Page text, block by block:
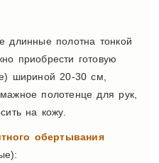
длинные полотна тонкой
приобрести готовую
шириной 20-30 см,
полотенце для рук,
на кожу.
обертывания